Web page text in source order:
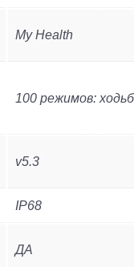
My Health
100 режимов:
v5.3
IP68
ДА